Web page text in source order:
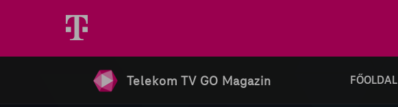
Telekom TV GO Magazin FŐOLDAL